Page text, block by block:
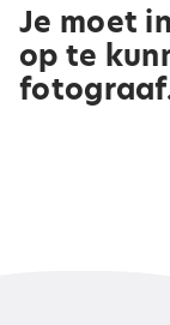
Je moet
op te